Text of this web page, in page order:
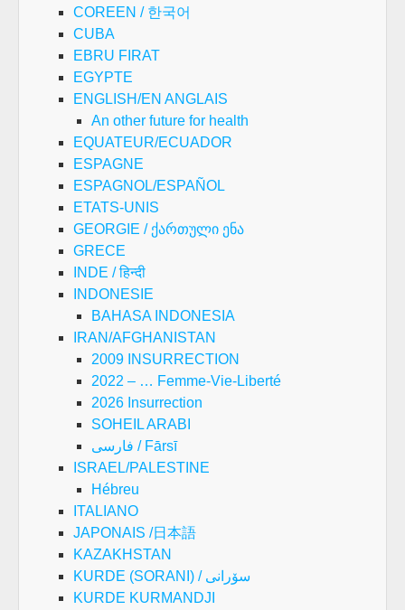
COREEN / 한국어
CUBA
EBRU FIRAT
EGYPTE
ENGLISH/EN ANGLAIS
An other future for health
EQUATEUR/ECUADOR
ESPAGNE
ESPAGNOL/ESPAÑOL
ETATS-UNIS
GEORGIE / ქართული ენა
GRECE
INDE / हिन्दी
INDONESIE
BAHASA INDONESIA
IRAN/AFGHANISTAN
2009 INSURRECTION
2022 – … Femme-Vie-Liberté
2026 Insurrection
SOHEIL ARABI
فارسی / Fārsī
ISRAEL/PALESTINE
Hébreu
ITALIANO
JAPONAIS /日本語
KAZAKHSTAN
KURDE (SORANI) / سۆرانی
KURDE KURMANDJI